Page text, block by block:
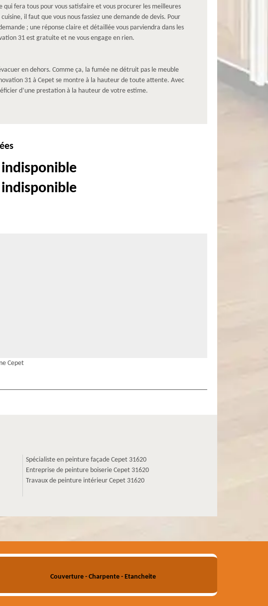
fera tous pour vous satisfaire et vous procurer les meilleures
il faut que vous nous fassiez une demande de devis. Pour
; une réponse claire et détaillée vous parviendra dans les
31 est gratuite et ne vous engage en rien.
en dehors. Comme ça, la fumée ne détruit pas le meuble
31 à Cepet se montre à la hauteur de toute attente. Avec
d’une prestation à la hauteur de votre estime.
indisponible
indisponible
Cepet
Spécialiste en peinture façade Cepet 31620
Entreprise de peinture boiserie Cepet 31620
Travaux de peinture intérieur Cepet 31620
Couverture - Charpente - Etancheite